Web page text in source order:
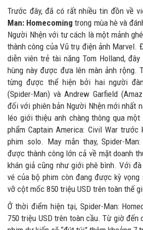
Trước đây, đã có rất nhiều tin đồn về
Man: Homecoming trong mùa hè và
Người Nhện với tư cách là một mảnh
thành công của Vũ trụ điện ảnh Marvel.
diễn viên trẻ tài năng Tom Holland,
hùng này được đưa lên màn ảnh rộng.
từng được thể hiện bởi hai người
(Spider-Man) và Andrew Garfield
đối với phiên bản Người Nhện mới nhất
léo giới thiệu anh chàng thông qua
phẩm Captain America: Civil War
phim solo. May mắn thay, Spider-
được thành công lớn cả về mặt doanh
khán giả cũng như giới phê bình. Với đà
vé của bộ phim còn đang được kỳ
vỡ cột mốc 850 triệu USD trên toàn thế
Ở thời điểm hiện tại, Spider-Man:
750 triệu USD trên toàn cầu. Từ giờ đến